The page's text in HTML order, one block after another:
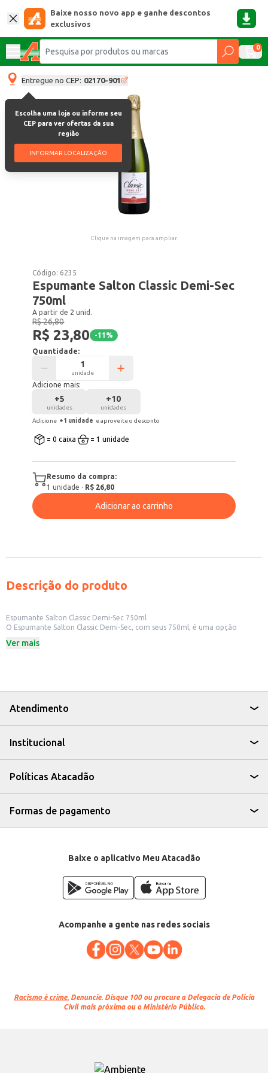
Baixe nosso novo app e ganhe descontos
exclusivos
0
Entregue no CEP: 02170-901
Escolha uma loja ou informe seu
CEP para ver ofertas da sua
região
INFORMAR LOCALIZAÇÃO
Clique na imagem para ampliar.
Código: 6235
Espumante Salton Classic Demi-Sec
750ml
A partir de 2 unid.
R$ 26,80
R$ 23,80 -11 %
Quantidade:
unidade
Adicione mais:
+5
unidades
+10
unidades
Adicione +1 unidade e aproveite o desconto
= 0 caixa = 1 unidade
Resumo da compra:
1 unidade · R$ 26,80
Adicionar ao carrinho
Descrição do produto
Espumante Salton Classic Demi-Sec 750ml
O Espumante Salton Classic Demi-Sec, com seus 750ml, é uma opção
equilíbrio entre doçura e acidez, ele pode ser apreciado em celebrações,
Harmoniza com sobremesas não muito doces.
Pode ser servido em restaurantes e bares.
O Espumante Salton Classic Demi-Sec é uma escolha que agrada diferentes
Ver mais
Atendimento
Institucional
Políticas Atacadão
Formas de pagamento
Baixe o aplicativo Meu Atacadão
Acompanhe a gente nas redes sociais
Racismo é crime. Denuncie. Disque 100 ou procure a Delegacia de Polícia
Civil mais próxima ou o Ministério Público.